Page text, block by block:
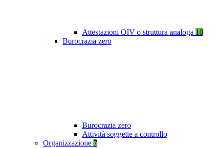
Attestazioni OIV o struttura analoga 10
Burocrazia zero
Burocrazia zero
Attività soggette a controllo
Organizzazione 7